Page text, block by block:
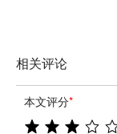
相关评论
本文评分*